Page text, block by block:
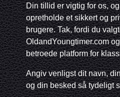
Din tillid er vigtig for os,
opretholde et sikkert og
brugere. Tak, fordi du
OldandYoungtimer.com
betroede platform for
Angiv venligst dit navn,
og din besked så tydeligt